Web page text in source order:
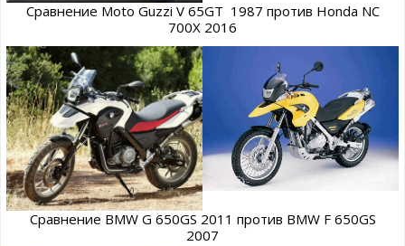
Сравнение Moto Guzzi V 65GT 1987 против Honda NC
700X 2016
Сравнение BMW G 650GS 2011 против BMW F 650GS
2007